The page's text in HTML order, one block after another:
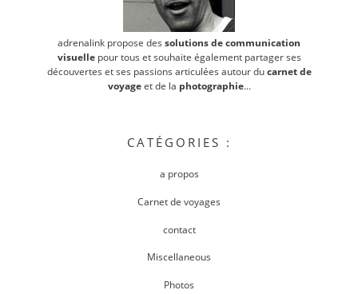
adrenalink propose des solutions de communication
visuellepour tous et souhaite également partager ses
découvertes et ses passions articulées autour ducarnet de
voyageet de la photographie...
CATÉGORIES :
a propos
Carnet de voyages
contact
Miscellaneous
Photos